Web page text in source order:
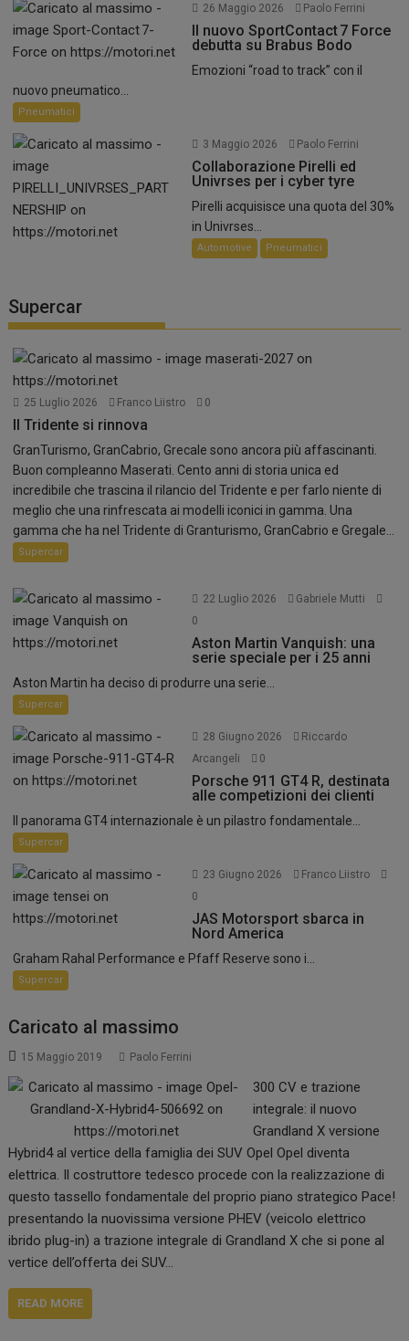
26 Maggio 2026 Paolo Ferrini
Il nuovo SportContact 7 Force
debutta su Brabus Bodo
Emozioni “road to track” con il
nuovo pneumatico...
Pneumatici
3 Maggio 2026 Paolo Ferrini
Collaborazione Pirelli ed
Univrses per i cyber tyre
Pirelli acquisisce una quota del 30%
in Univrses...
Automotive Pneumatici
Supercar
25 Luglio 2026 Franco Liistro 0
Il Tridente si rinnova
GranTurismo, GranCabrio, Grecale sono ancora più affascinanti.
Buon compleanno Maserati. Cento anni di storia unica ed
incredibile che trascina il rilancio del Tridente e per farlo niente di
meglio che una rinfrescata ai modelli iconici in gamma. Una
gamma che ha nel Tridente di Granturismo, GranCabrio e Gregale...
Supercar
22 Luglio 2026
Gabriele Mutti
0
Aston Martin Vanquish: una
serie speciale per i 25 anni
Aston Martin ha deciso di produrre una serie...
Supercar
28 Giugno 2026
Riccardo
Arcangeli
0
Porsche 911 GT4 R, destinata
alle competizioni dei clienti
Il panorama GT4 internazionale è un pilastro fondamentale...
Supercar
23 Giugno 2026
Franco Liistro
0
JAS Motorsport sbarca in
Nord America
Graham Rahal Performance e Pfaff Reserve sono i...
Supercar
Caricato al massimo
15 Maggio 2019 Paolo Ferrini
300 CV e trazione
integrale: il nuovo
Grandland X versione
Hybrid4 al vertice della famiglia dei SUV Opel Opel diventa
elettrica. Il costruttore tedesco procede con la realizzazione di
questo tassello fondamentale del proprio piano strategico Pace!
presentando la nuovissima versione PHEV (veicolo elettrico
ibrido plug-in) a trazione integrale di Grandland X che si pone al
vertice dell’offerta dei SUV…
READ MORE